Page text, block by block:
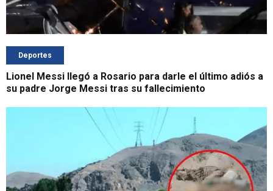
Deportes
Lionel Messi llegó a Rosario para darle el último adiós a
su padre Jorge Messi tras su fallecimiento